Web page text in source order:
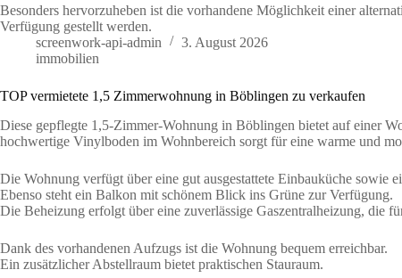
Besonders hervorzuheben ist die vorhandene Möglichkeit einer
Verfügung gestellt werden.
screenwork-api-admin
3. August 2026
immobilien
TOP vermietete 1,5 Zimmerwohnung in Böblingen zu verkaufen
Diese gepflegte 1,5-Zimmer-Wohnung in Böblingen bietet auf einer
hochwertige Vinylboden im Wohnbereich sorgt für eine warme und
Die Wohnung verfügt über eine gut ausgestattete Einbauküche sowie
Ebenso steht ein Balkon mit schönem Blick ins Grüne zur Verfügung.
Die Beheizung erfolgt über eine zuverlässige Gaszentralheizung, die
Dank des vorhandenen Aufzugs ist die Wohnung bequem erreichbar.
Ein zusätzlicher Abstellraum bietet praktischen Stauraum.